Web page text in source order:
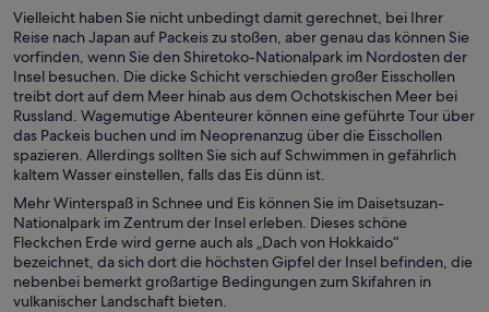
Vielleicht haben Sie nicht unbedingt damit gerechnet, bei Ihrer
Reise nach Japan auf Packeis zu stoßen, aber genau das können Sie
vorfinden, wenn Sie den Shiretoko-Nationalpark im Nordosten der
Insel besuchen. Die dicke Schicht verschieden großer Eisschollen
treibt dort auf dem Meer hinab aus dem Ochotskischen Meer bei
Russland. Wagemutige Abenteurer können eine geführte Tour über
das Packeis buchen und im Neoprenanzug über die Eisschollen
spazieren. Allerdings sollten Sie sich auf Schwimmen in gefährlich
kaltem Wasser einstellen, falls das Eis dünn ist.
Mehr Winterspaß in Schnee und Eis können Sie im Daisetsuzan-
Nationalpark im Zentrum der Insel erleben. Dieses schöne
Fleckchen Erde wird gerne auch als „Dach von Hokkaido“
bezeichnet, da sich dort die höchsten Gipfel der Insel befinden, die
nebenbei bemerkt großartige Bedingungen zum Skifahren in
vulkanischer Landschaft bieten.